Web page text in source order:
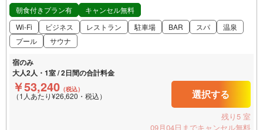
朝食付きプラン有
キャンセル無料
Wi-Fi
ビジネス レストラン 駐車場 BAR スパ
温泉
プール
サウナ
宿のみ
大人2人・1室 / 2日間の合計料金
￥53,240 （税込）
（1人あたり¥26,620・税込） 選択する
残り5 室
09月04日までキャンセル無料